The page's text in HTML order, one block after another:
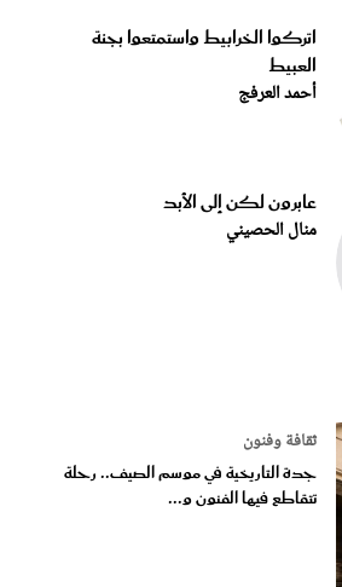
اتركوا الخرابيط واستمتعوا بجنة
العبيط
أحمد العرفج
عابرون لكن إلى الأبد
منال الحصيني
ثقافة وفنون
جدة التاريخية في موسم الصيف.. رحلة
تتقاطع فيها الفنون و...